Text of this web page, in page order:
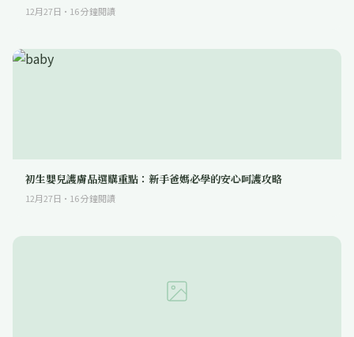
12月27日 · 16分鐘閱讀
初生嬰兒護膚品選購重點：新手爸媽必學的安心呵護攻略
12月27日 · 16分鐘閱讀